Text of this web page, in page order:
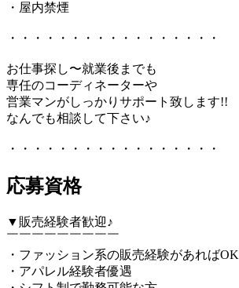
・屋内禁煙
・・・・・・・・・・・・・・・・・
お仕事探し〜就業後までも
専任のコーディネーターや
営業マンがしっかりサポート致します!!
なんでも相談して下さい♪
・・・・・・・・・・・・・・・・・
応募資格
▼販売経験者歓迎♪
￣￣￣￣￣￣￣￣￣
・ファッション系の販売経験があればOK
・アパレル経験者優遇